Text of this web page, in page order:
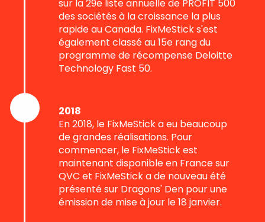
sur la 29e liste annuelle de PROFIT 500
des sociétés à la croissance la plus
rapide au Canada. FixMeStick s'est
également classé au 15e rang du
programme de récompense Deloitte
Technology Fast 50.
2018
En 2018, le FixMeStick a eu beaucoup
de grandes réalisations. Pour
commencer, le FixMeStick est
maintenant disponible en France sur
QVC et FixMeStick a de nouveau été
présenté sur Dragons' Den pour une
émission de mise à jour le 18 janvier.